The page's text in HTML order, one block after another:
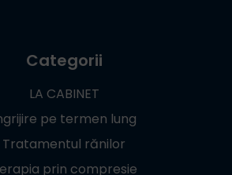
Categorii
LA CABINET
pe termen lung
Tratamentul rănilor
prin compresie